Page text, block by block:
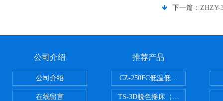
下一篇： ZHZY-
公司介绍
公司介绍
在线留言
推荐产品
CZ-250FC低温低湿种子储藏柜
TS-3D脱色摇床（三维运动）